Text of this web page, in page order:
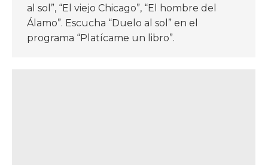
al sol”, “El viejo Chicago”, “El hombre del
Álamo”. Escucha “Duelo al sol” en el
programa “Platícame un libro”.